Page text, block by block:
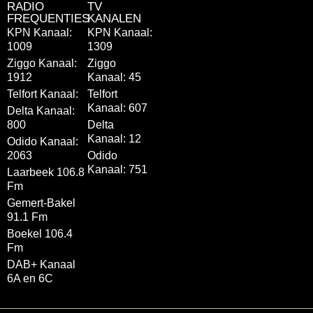
RADIO
FREQUENTIES
KPN Kanaal:
1009
Ziggo Kanaal:
1912
Telfort Kanaal:
Delta Kanaal:
800
Odido Kanaal:
2063
Laarbeek 106.8
Fm
Gemert-Bakel
91.1 Fm
Boekel 106.4
Fm
DAB+ Kanaal
6A en 6C
TV
KANALEN
KPN Kanaal:
1309
Ziggo
Kanaal: 45
Telfort
Kanaal: 607
Delta
Kanaal: 12
Odido
Kanaal: 751